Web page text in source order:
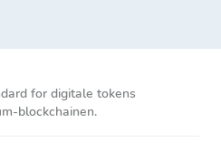
for digitale tokens
blockchainen.